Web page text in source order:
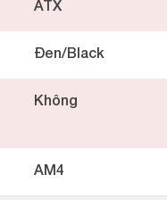
ATX
Đen/Black
Không
AM4